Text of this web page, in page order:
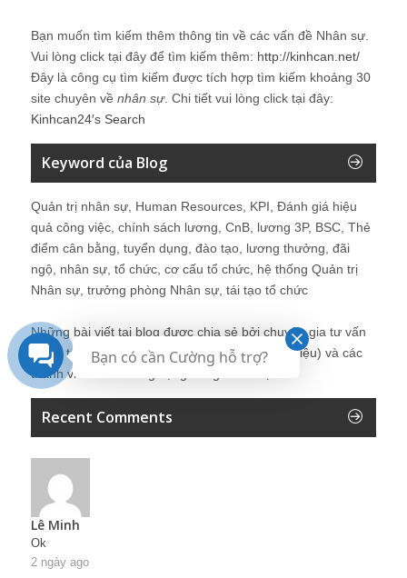
Bạn muốn tìm kiếm thêm thông tin về các vấn đề Nhân sự
Vui lòng click tại đây để tìm kiếm thêm: http://kinhcan.net/
Đây là công cụ tìm kiếm được tích hợp tìm kiếm khoảng 30
site chuyên về nhân sự. Chi tiết vui lòng click tại đây:
Kinhcan24′s Search
Keyword của Blog
Quản trị nhân sự, Human Resources, KPI, Đánh giá hiệu
quả công việc, chính sách lương, CnB, lương 3P, BSC, Thẻ
điểm cân bằng, tuyển dụng, đào tạo, lương thưởng, đãi
ngộ, nhân sự, tổ chức, cơ cấu tổ chức, hệ thống Quản trị
Nhân sự, trưởng phòng Nhân sự, tái tạo tổ chức
Những bài viết tại blog được chia sẻ bởi chuyên gia tư vấn
Quản trị Nhân sự Nguyễn Hùng Cường (giới thiệu) và các
thành viên khác trong cộng đồng Nhân sự.
Recent Comments
Lê Minh
Ok
2 ngày ago
Bạn có cần Cường hỗ trợ?